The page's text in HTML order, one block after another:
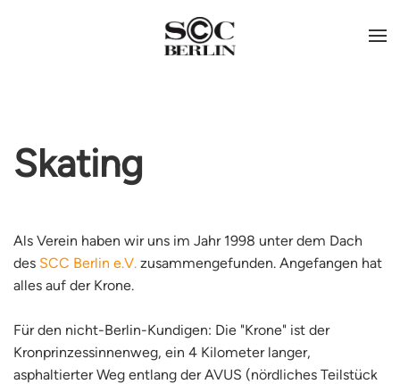
Skating
Als Verein haben wir uns im Jahr 1998 unter dem Dach
des SCC Berlin e.V. zusammengefunden. Angefangen hat
alles auf der Krone.
Für den nicht-Berlin-Kundigen: Die "Krone" ist der
Kronprinzessinnenweg, ein 4 Kilometer langer,
asphaltierter Weg entlang der AVUS (nördliches Teilstück